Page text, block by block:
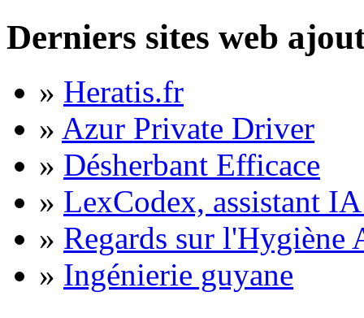
Derniers sites web
» Heratis.fr
» Azur Private Driver
» Désherbant Efficace
» LexCodex, assistant
» Regards sur l'Hygiène
» Ingénierie guyane